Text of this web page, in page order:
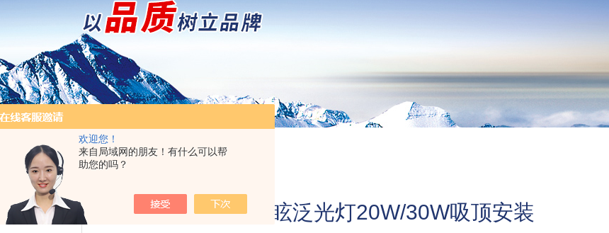
欢迎您！
来自局域网的朋友！有什么可以帮
助您的吗？
> FGN-F612FGN-F612LED防眩泛光灯20W/30W吸顶安装
FGN-F612LED防眩泛光灯20W/30W吸顶安装